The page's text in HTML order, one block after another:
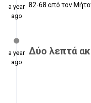
a year
ago
82-68 από τον
a year
ago
Δύο λεπτά